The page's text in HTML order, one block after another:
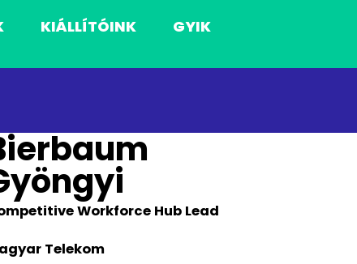
KIÁLLÍTÓINK GYIK
Workforce Hub Lead
Telekom